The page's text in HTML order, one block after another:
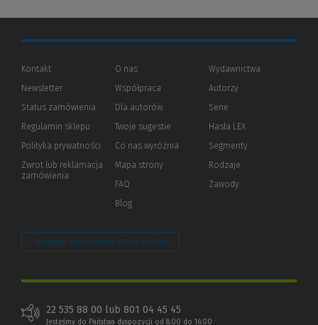
Kontakt
Newsletter
Status zamówienia
Regulamin sklepu
Polityka prywatności (Nowe
(Link
innej
Zwrot lub reklamacja
zamówienia
O nas
Współpraca
Dla autorów(Nowe
(Link
innej
strony)
Twoje sugestie
Co nas wyróżnia
Mapa strony
FAQ
Blog
Wydawnictwa
Autorzy
Serie
Hasła LEX
Segmenty
Rodzaje
Zawody
Zarządzaj preferencjami plików cookie
22 535 88 00 lub 801 04 45 45
Jesteśmy do Państwa dyspozycji od 8:00 do 16:00